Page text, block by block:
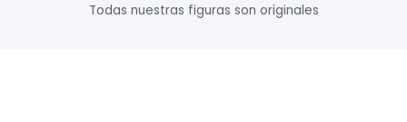
Todas nuestras figuras son originales